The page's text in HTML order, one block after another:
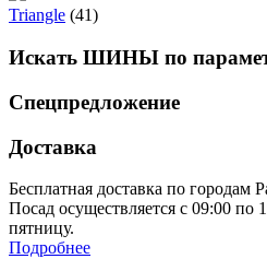
Triangle (41)
Искать ШИНЫ по
Спецпредложение
Доставка
Бесплатная доставка по городам
Посад осуществляется с 09:00 по
пятницу.
Подробнее